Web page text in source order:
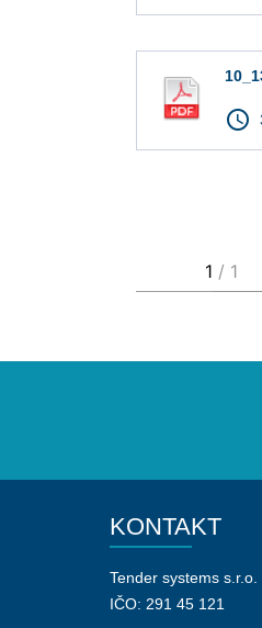
access_time
KONTAKT
Tender systems s.r.o.
IČO: 291 45 121